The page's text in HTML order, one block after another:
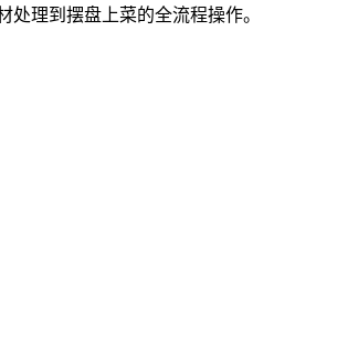
理到摆盘上菜的全流程操作。